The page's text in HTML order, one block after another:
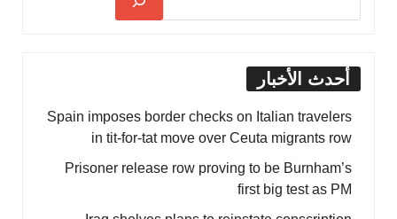
أحدث الأخبار
Spain imposes border checks on Italian travelers
in tit-for-tat move over Ceuta migrants row
Prisoner release row proving to be Burnham’s
first big test as PM